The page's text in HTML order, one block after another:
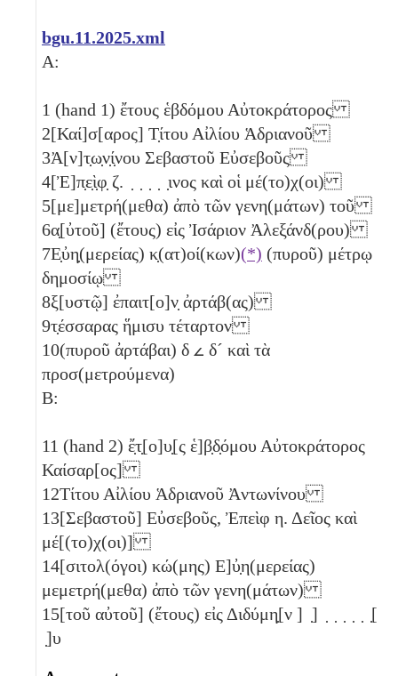
bgu.11.2025.xml
A:
1 (hand 1) ἔτους ἑβδόμου Αὐτοκράτορος
2[Καί]σ[αρος] Τ̣ίτου Αἰλίου Ἁδριανοῦ
3Ἀ[ν]τ̣ω̣ν̣ί̣νου Σεβαστοῦ Εὐσεβοῦς
4[Ἐ]π̣ε̣ὶ̣φ̣ ζ. ̣ ̣ ̣ ̣ ̣ινος καὶ οἱ μέ(το)χ(οι)
5[με]μετρή(μεθα) ἀπὸ τῶν γενη(μάτων) τοῦ
6α̣[ὐτοῦ] (ἔτους) εἰς Ἰσάριον Ἀλεξάνδ(ρου)
7Ε̣ὐη̣(μερείας) κ̣(ατ)οί(κων)(*) (πυροῦ) μέτρῳ
δημοσίῳ
8ξ[υστῷ] ἐπαιτ[ο]ν̣ ἀρτάβ(ας)
9τ̣έσσαρας ἥμισυ τέταρτον
10(πυροῦ ἀρτάβαι) δ 𐅵 δ´ καὶ τὰ
προσ(μετρούμενα)
B:
11 (hand 2) ἔ̣τ̣[ο]υ̣[ς ἑ]β̣δ̣όμου Αὐτοκράτορος
Καίσαρ[ος]
12Τίτου Αἰλίου Ἁδριανοῦ Ἀντωνίνου
13[Σεβαστοῦ] Εὐσεβοῦς, Ἐπεὶφ η. Δεῖος καὶ
μέ[(το)χ(οι)]
14[σιτολ(όγοι) κώ(μης) Ε]ὐ̣η(μερείας)
μεμετρή(μεθα) ἀπὸ τῶν γενη(μάτων)
15[τοῦ αὐτοῦ] (ἔτους) εἰς Διδύμη̣[ν ] ̣] ̣ ̣ ̣ ̣ ̣ ̣[
̣]υ